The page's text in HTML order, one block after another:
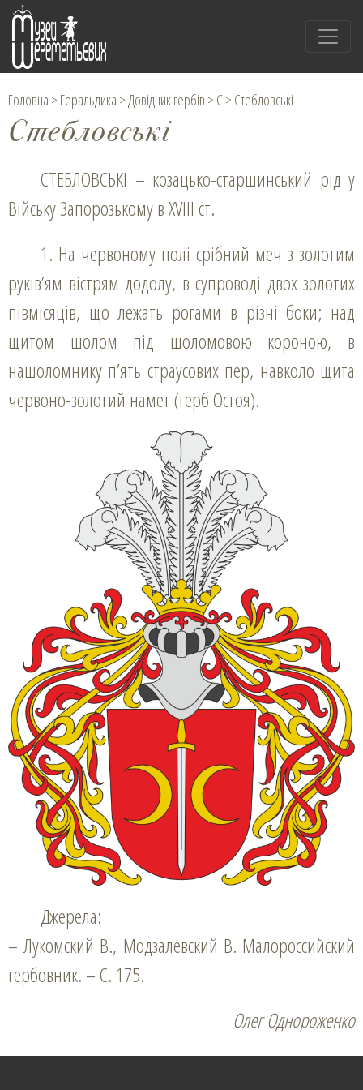
Головна > Геральдика >Довідник гербів > С > Стебловські
Стебловські
СТЕБЛОВСЬКІ – козацько-старшинський рід у
Війську Запорозькому в XVІII ст.
1. На червоному полі срібний меч з золотим
руків’ям вістрям додолу, в супроводі двох золотих
півмісяців, що лежать рогами в різні боки; над
щитом шолом під шоломовою короною, в
нашоломнику п’ять страусових пер, навколо щита
червоно-золотий намет (герб Остоя).
Джерела:
– Лукомский В., Модзалевский В. Малороссийский
гербовник. – С. 175.
Олег Однороженко